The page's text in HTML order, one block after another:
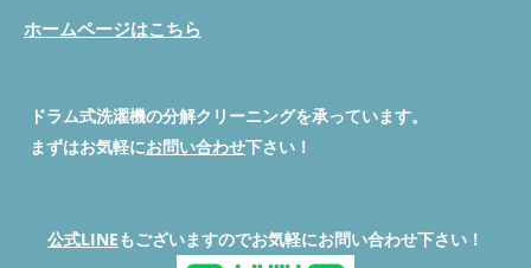
ホームページはこちら
ドラム式洗濯機の分解クリーニングを承っています。
まずはお気軽にお問い合わせ下さい！
公式LINEもございますのでお気軽にお問い合わせ下さい！